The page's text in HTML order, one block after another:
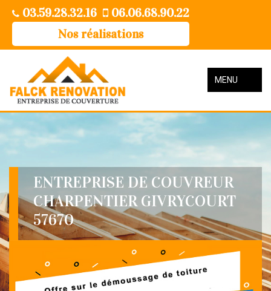
03.59.28.32.16
06.06.68.90.22
Nos réalisations
MENU
ENTREPRISE DE COUVREUR
CHARPENTIER GIVRYCOURT
57670